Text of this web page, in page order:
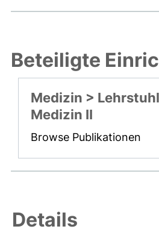
Beteiligte
Medizin >
Medizin II
Browse Publikationen
Details